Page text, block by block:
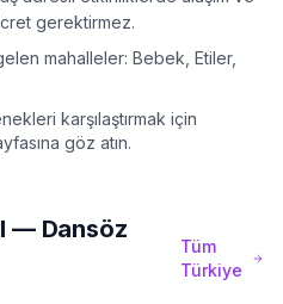
gerektirmez.
mahalleler: Bebek, Etiler,
karşılaştırmak için
göz atın.
— Dansöz
Tüm
Türkiye